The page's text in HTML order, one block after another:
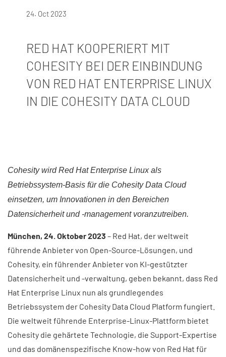
24. Oct 2023
RED HAT KOOPERIERT MIT
COHESITY BEI DER EINBINDUNG
VON RED HAT ENTERPRISE LINUX
IN DIE COHESITY DATA CLOUD​
Cohesity wird Red Hat Enterprise Linux als
Betriebssystem-Basis für die Cohesity Data Cloud
einsetzen, um Innovationen in den Bereichen
Datensicherheit und -management voranzutreiben.​
München, 24. Oktober 2023 – Red Hat, der weltweit
führende Anbieter von Open-Source-Lösungen, und
Cohesity, ein führender Anbieter von KI-gestützter
Datensicherheit und -verwaltung, geben bekannt, dass Red
Hat Enterprise Linux nun als grundlegendes
Betriebssystem der Cohesity Data Cloud Platform fungiert.
Die weltweit führende Enterprise-Linux-Plattform bietet
Cohesity die gehärtete Technologie, die Support-Expertise
und das domänenspezifische Know-how von Red Hat für